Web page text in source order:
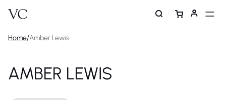
Home/Amber Lewis
AMBER LEWIS